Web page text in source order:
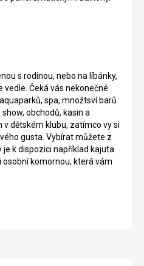
s rodinou, nebo na líbánky,
vedle. Čeká vás nekonečné
spa, množtsví barů
obchodů, kasin a
v dětském klubu, zatímco vy si
gusta. Vybírat můžete z
k dispozici například kajuta
komornou, která vám